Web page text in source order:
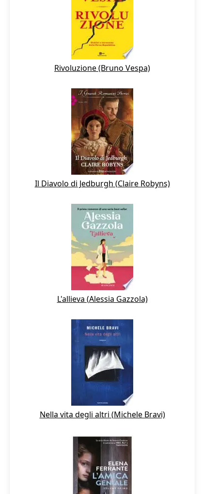
Rivoluzione (Bruno Vespa)
Il Diavolo di Jedburgh (Claire Robyns)
L'allieva (Alessia Gazzola)
Nella vita degli altri (Michele Bravi)